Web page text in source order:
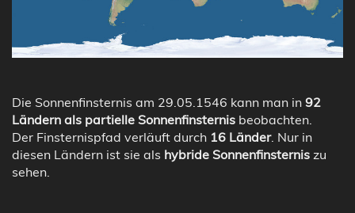
Die Sonnenfinsternis am 29.05.1546 kann man in 92
Ländern als partielle Sonnenfinsternis beobachten.
Der Finsternispfad verläuft durch 16 Länder. Nur in
diesen Ländern ist sie als hybride Sonnenfinsternis zu
sehen.